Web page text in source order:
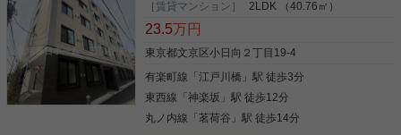
住まいをお探しなら「プライマルシティ神楽坂」。
セブンイレブン 江戸川橋店まで徒歩3分と近場にコ
ンビニがあるのもポイント。こちらの物件にはエレ
ベーターがあります。共用部には宅配ボックスを設
なります。駅まで歩いてアクセスできる、徒歩2分
の距離に立地する物件です。新生活を始めるための
お住まいを探すなら、当社にお任せ下さい。初めて
の方でも安心していただけるよう、全力でサポート
写真(9)
［賃貸マンション］ 2LDK （40.76㎡）
23.5万円
東京都文京区小日向２丁目19-4
有楽町線 「江戸川橋 」駅 徒歩3分
東西線 「神楽坂 」駅 徒歩12分
丸ノ内線 「茗荷谷 」駅 徒歩14分